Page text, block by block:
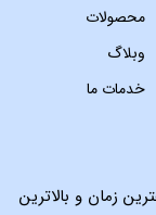
محصولات
وبلاگ
خدمات ما
زمان و بالاترین